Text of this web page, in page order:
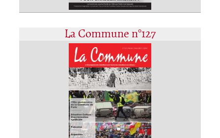
La Commune n°127